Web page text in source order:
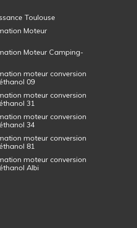
Toulouse
Moteur
Moteur Camping-
moteur conversion
09
moteur conversion
31
moteur conversion
34
moteur conversion
81
moteur conversion
Albi